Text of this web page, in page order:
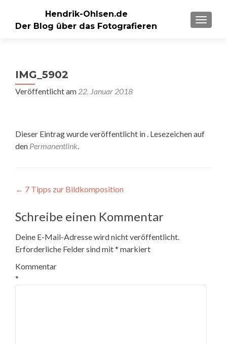
Hendrik-Ohlsen.de
Der Blog über das Fotografieren
IMG_5902
Veröffentlicht am 22. Januar 2018
Dieser Eintrag wurde veröffentlicht in . Lesezeichen auf
den Permanentlink.
Beitragsnavigation
← 7 Tipps zur Bildkomposition
Schreibe einen Kommentar
Deine E-Mail-Adresse wird nicht veröffentlicht.
Erforderliche Felder sind mit* markiert
Kommentar
*